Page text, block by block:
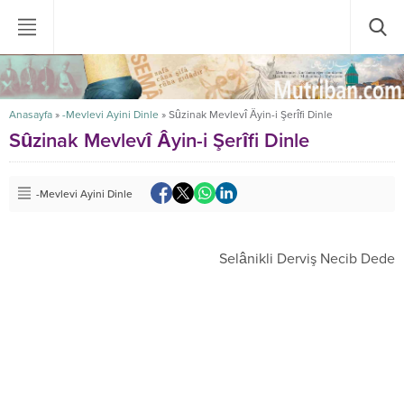
Anasayfa » -Mevlevi Ayini Dinle » Sûzinak Mevlevî Âyin-i Şerîfi Dinle
Sûzinak Mevlevî Âyin-i Şerîfi Dinle
-Mevlevi Ayini Dinle
Selânikli Derviş Necib Dede